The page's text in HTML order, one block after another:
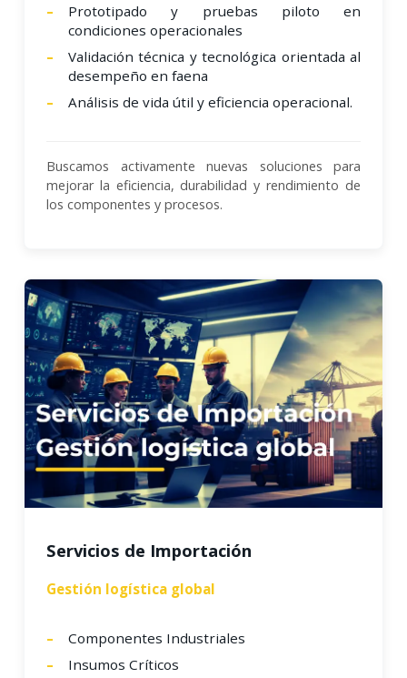
Prototipado y pruebas piloto en
condiciones operacionales
Validación técnica y tecnológica orientada al
desempeño en faena
Análisis de vida útil y eficiencia operacional.
Buscamos activamente nuevas soluciones para
mejorar la eficiencia, durabilidad y rendimiento de
los componentes y procesos.
Servicios de Importación
Gestión logística global
Componentes Industriales
Insumos Críticos